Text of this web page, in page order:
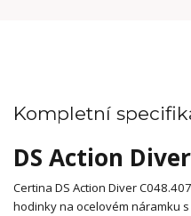
Kompletní
DS Action
Certina DS Action Diver
hodinky na ocelovém náramku